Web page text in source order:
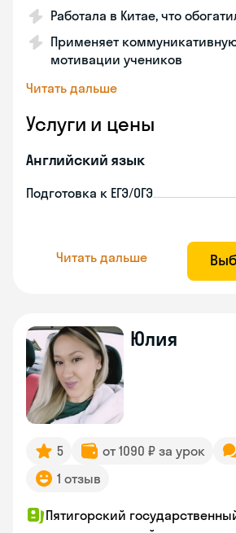
Работала в Китае, что
Применяет
мотивации учеников
Читать дальше
Услуги и цены
Английский язык
Подготовка к ЕГЭ/ОГЭ
Читать дальше
Юлия
5 от 1090 ₽ за урок
1 отзыв
Пятигорский